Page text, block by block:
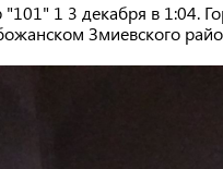
1 3 декабря в 1:04.
Змиевского